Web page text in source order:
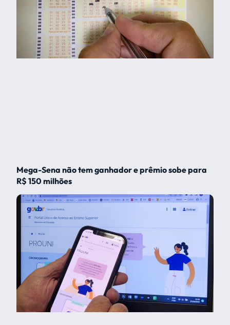
Mega-Sena não tem ganhador e prêmio sobe para
R$ 150 milhões